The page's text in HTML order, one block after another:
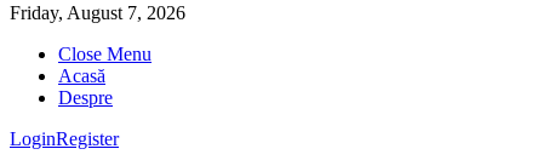
Friday, August 7, 2026
Close Menu
Acasă
Despre
LoginRegister